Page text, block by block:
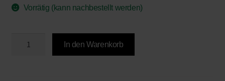
Vorrätig (kann nachbestellt werden)
In den Warenkorb